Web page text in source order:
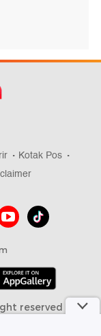
Kotak Pos
reserved